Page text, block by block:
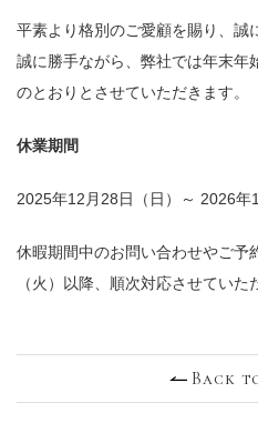
平素より格別のご愛顧を賜り、誠
誠に勝手ながら、弊社では年末年
のとおりとさせていただきます。
休業期間
2025年12月28日（日）～ 2026年1
休暇期間中のお問い合わせやご予
（火）以降、順次対応させていた
Back